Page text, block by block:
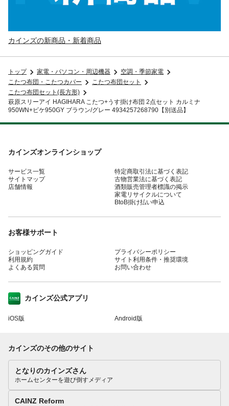
カインズの新商品・新着商品
トップ 家電・パソコン・周辺機器
空調・季節家電
こたつ布団・こたつカバー
こたつ布団セット
こたつ布団セット(長方形)
萩原スリーアイ HAGIHARA こたつ+うす掛け布団 2点セット カルミナ
950WN+ビケ950GY ブラウン/グレー 4934257268790【別送品】
カインズオンラインショップ
サービス一覧
サイトマップ
店舗情報
特定商取引法に基づく表記
古物営業法に基づく表記
酒類販売管理者標識の掲示
家電リサイクルについて
BtoB掛け払い申込
お客様サポート
ショッピングガイド
利用規約
よくある質問
プライバシーポリシー
サイト利用条件・推奨環境
お問い合わせ
カインズ公式アプリ
iOS版 Android版
カインズのその他のサイト
となりのカインズさん
ホームセンターを遊び倒すメディア
CAINZ Reform